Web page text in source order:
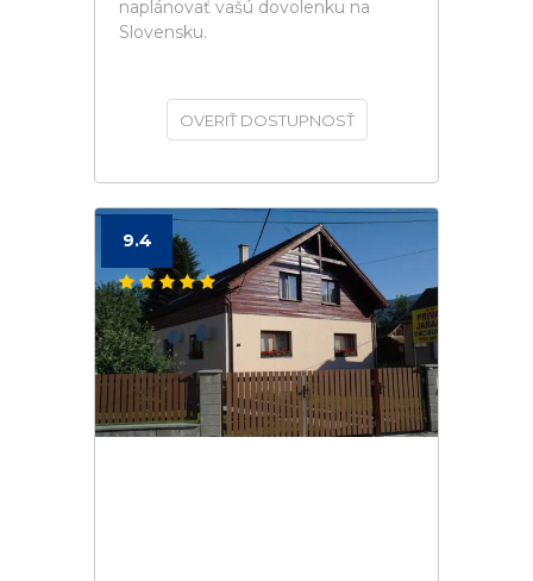
naplánovať vašú dovolenku na
Slovensku.
OVERIŤ DOSTUPNOSŤ
9.4